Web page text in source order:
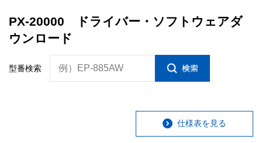
PX-20000 ドライバー・ソフトウェアダ
ウンロード
型番検索 例）EP-885AW
仕様表を見る